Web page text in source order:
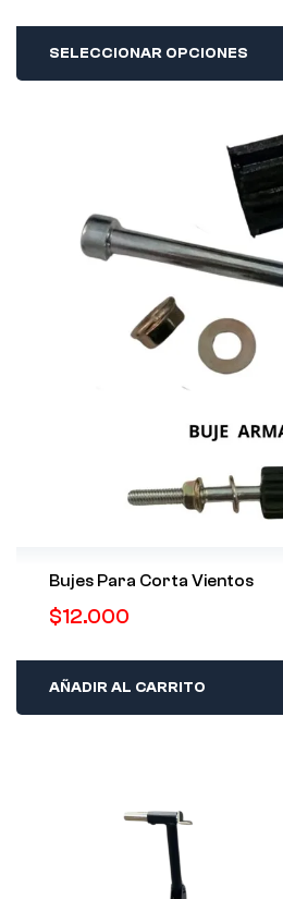
SELECCIONAR OPCIONES
Bujes Para Corta Vientos
$12.000
AÑADIR AL CARRITO